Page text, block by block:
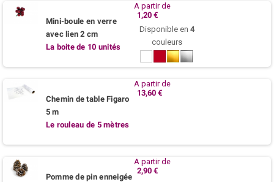
Mini-boule en verre
avec lien 2 cm
La boite de 10 unités
A partir de
1,20 €
Disponible en 4
couleurs
BlancBordeaux
Or Argent
Chemin de table Figaro
5 m
Le rouleau de 5 mètres
A partir de
13,60 €
Pomme de pin enneigée
A partir de
2,90 €